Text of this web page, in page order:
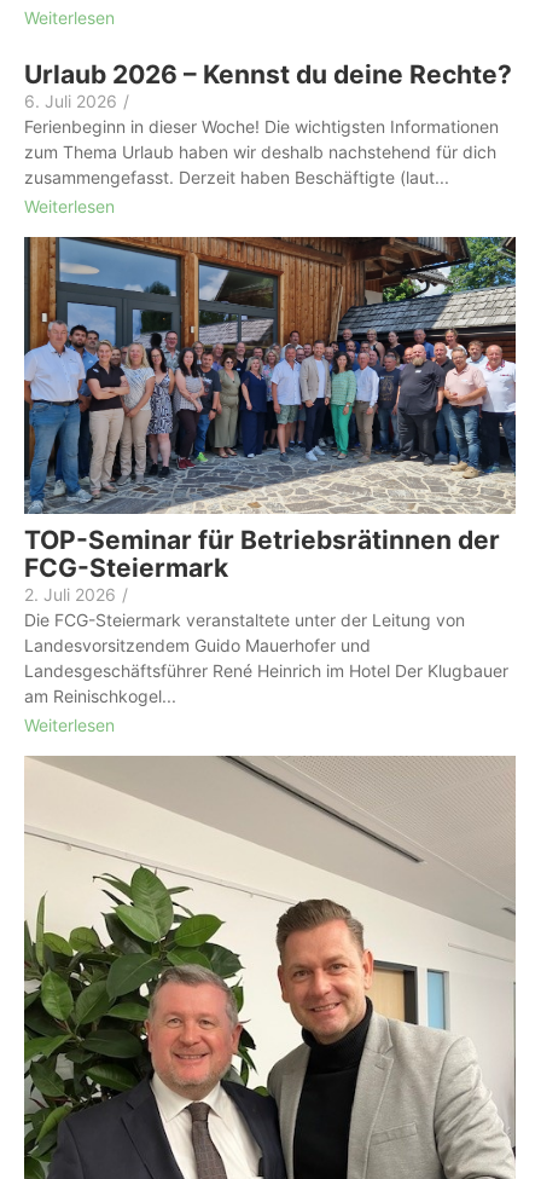
Weiterlesen
Urlaub 2026 – Kennst du deine Rechte?
6. Juli 2026 /
Ferienbeginn in dieser Woche! Die wichtigsten Informationen
zum Thema Urlaub haben wir deshalb nachstehend für dich
zusammengefasst. Derzeit haben Beschäftigte (laut...
Weiterlesen
TOP-Seminar für Betriebsrätinnen der
FCG-Steiermark
2. Juli 2026 /
Die FCG-Steiermark veranstaltete unter der Leitung von
Landesvorsitzendem Guido Mauerhofer und
Landesgeschäftsführer René Heinrich im Hotel Der Klugbauer
am Reinischkogel...
Weiterlesen